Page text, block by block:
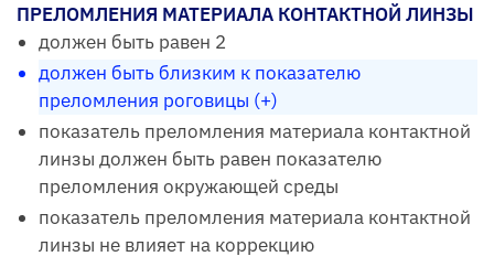
ПРЕЛОМЛЕНИЯ МАТЕРИАЛА КОНТАКТНОЙ ЛИНЗЫ
должен быть равен 2
должен быть близким к показателю
преломления роговицы (+)
показатель преломления материала контактной
линзы должен быть равен показателю
преломления окружающей среды
показатель преломления материала контактной
линзы не влияет на коррекцию